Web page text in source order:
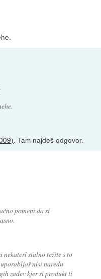
. Tam najdeš odgovor.
pomeni da si
nekateri stalno težite s to
nisi naredu
zadev kjer si produkt ti